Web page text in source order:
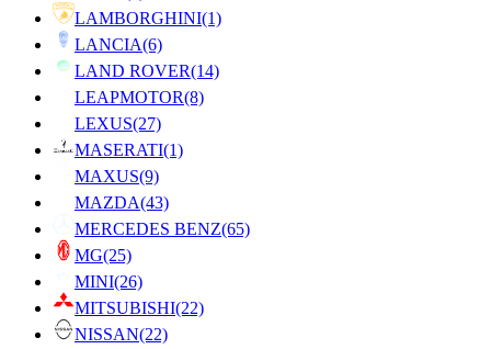
LAMBORGHINI(1)
LANCIA(6)
LAND ROVER(14)
LEAPMOTOR(8)
LEXUS(27)
MASERATI(1)
MAXUS(9)
MAZDA(43)
MERCEDES BENZ(65)
MG(25)
MINI(26)
MITSUBISHI(22)
NISSAN(22)